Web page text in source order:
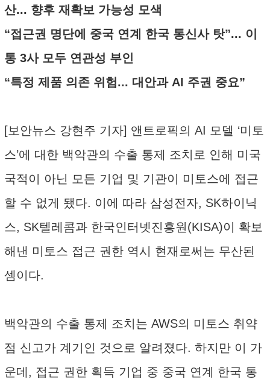
산... 향후 재확보 가능성 모색
“접근권 명단에 중국 연계 한국 통신사 탓”... 이
통 3사 모두 연관성 부인
“특정 제품 의존 위험... 대안과 AI 주권 중요”
[보안뉴스 강현주 기자] 앤트로픽의 AI 모델 ‘미토
스’에 대한 백악관의 수출 통제 조치로 인해 미국
국적이 아닌 모든 기업 및 기관이 미토스에 접근
할 수 없게 됐다. 이에 따라 삼성전자, SK하이닉
스, SK텔레콤과 한국인터넷진흥원(KISA)이 확보
해낸 미토스 접근 권한 역시 현재로써는 무산된
셈이다.
백악관의 수출 통제 조치는 AWS의 미토스 취약
점 신고가 계기인 것으로 알려졌다. 하지만 이 가
운데, 접근 권한 획득 기업 중 중국 연계 한국 통